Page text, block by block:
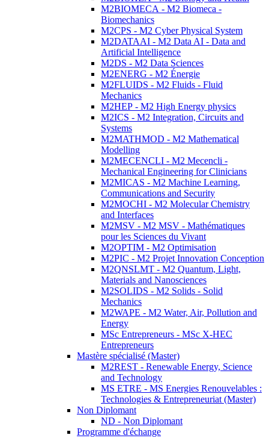
M2BIOMECA - M2 Biomeca -
Biomechanics
M2CPS - M2 Cyber Physical System
M2DATAAI - M2 Data AI - Data and
Artificial Intelligence
M2DS - M2 Data Sciences
M2ENERG - M2 Énergie
M2FLUIDS - M2 Fluids - Fluid
Mechanics
M2HEP - M2 High Energy physics
M2ICS - M2 Integration, Circuits and
Systems
M2MATHMOD - M2 Mathematical
Modelling
M2MECENCLI - M2 Mecencli -
Mechanical Engineering for Clinicians
M2MICAS - M2 Machine Learning,
Communications and Security
M2MOCHI - M2 Molecular Chemistry
and Interfaces
M2MSV - M2 MSV - Mathématiques
pour les Sciences du Vivant
M2OPTIM - M2 Optimisation
M2PIC - M2 Projet Innovation Conception
M2QNSLMT - M2 Quantum, Light,
Materials and Nanosciences
M2SOLIDS - M2 Solids - Solid
Mechanics
M2WAPE - M2 Water, Air, Pollution and
Energy
MSc Entrepreneurs - MSc X-HEC
Entrepreneurs
Mastère spécialisé (Master)
M2REST - Renewable Energy, Science
and Technology
MS ETRE - MS Energies Renouvelables :
Technologies & Entrepreneuriat (Master)
Non Diplomant
ND - Non Diplomant
Programme d'échange